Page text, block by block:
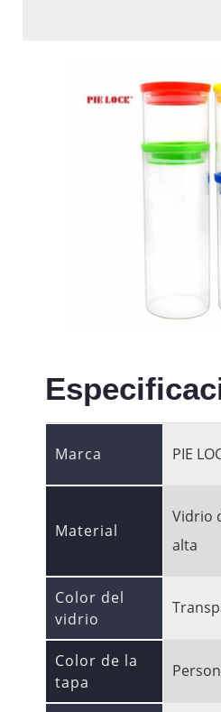
Marca PIE
Material
Vidrio
alta
Color del
vidrio
Color de la
tapa